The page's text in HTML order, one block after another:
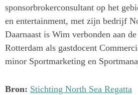
sponsorbrokerconsultant op het
en entertainment, met zijn bedrijf
Daarnaast is Wim verbonden aan
Rotterdam als gastdocent
minor Sportmarketing en
Bron: Stichting North Sea Regatta